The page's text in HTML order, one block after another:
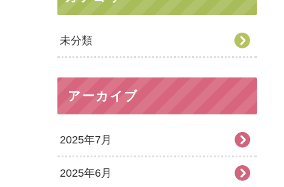
未分類
アーカイブ
2025年7月
2025年6月